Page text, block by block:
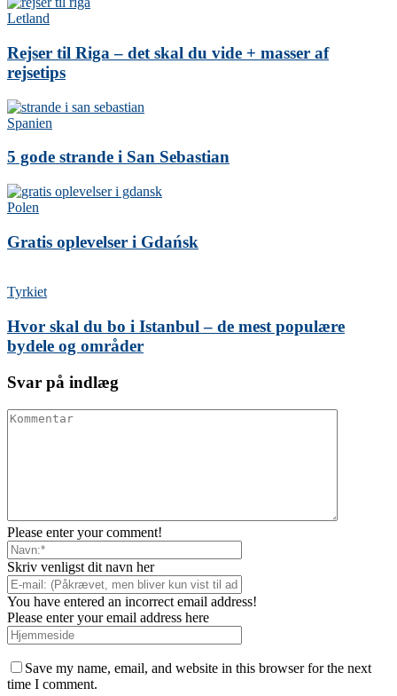
Letland
Rejser til Riga – det skal du vide + masser af
rejsetips
Spanien
5 gode strande i San Sebastian
Polen
Gratis oplevelser i Gdańsk
Tyrkiet
Hvor skal du bo i Istanbul – de mest populære
bydele og områder
Svar på indlæg
Please enter your comment!
Skriv venligst dit navn her
You have entered an incorrect email address!
Please enter your email address here
Save my name, email, and website in this browser for the next
time I comment.